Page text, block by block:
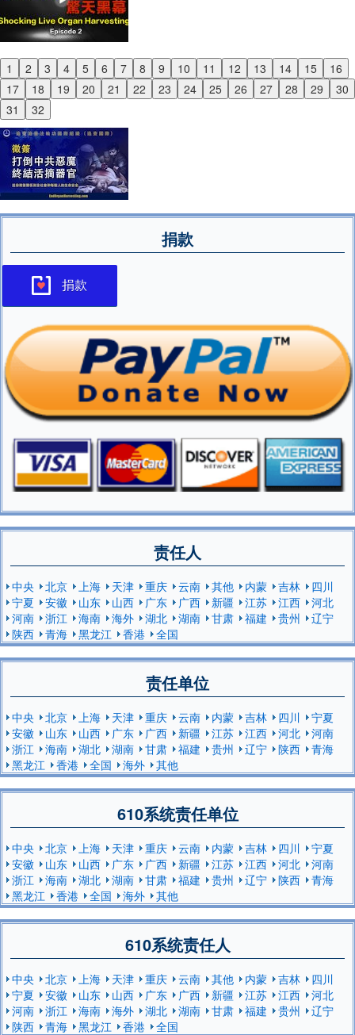
1 2 3 4 5 6 7 8 9 10 11 12 13 14 15
16
17
18 19 20 21 22 23 24 25 26 27 28 29
30
31
32
Previous
Next
捐款
捐款
责任人
中央 北京 上海 天津 重庆 云南 其他 内蒙 吉林
四川
宁夏
安徽 山东 山西 广东 广西 新疆 江苏 江西
河北
河南
浙江 海南 海外 湖北 湖南 甘肃 福建 贵州
辽宁
陕西
青海 黑龙江 香港 全国
责任单位
中央 北京 上海 天津 重庆 云南 内蒙 吉林 四川
宁夏
安徽
山东 山西 广东 广西 新疆 江苏 江西 河北
河南
浙江
海南 湖北 湖南 甘肃 福建 贵州 辽宁 陕西
青海
黑龙江
香港 全国 海外 其他
610系统责任单位
中央 北京 上海 天津 重庆 云南 内蒙 吉林 四川
宁夏
安徽
山东 山西 广东 广西 新疆 江苏 江西 河北
河南
浙江
海南 湖北 湖南 甘肃 福建 贵州 辽宁 陕西
青海
黑龙江
香港 全国 海外 其他
610系统责任人
中央 北京 上海 天津 重庆 云南 其他 内蒙 吉林
四川
宁夏
安徽 山东 山西 广东 广西 新疆 江苏 江西
河北
河南
浙江 海南 海外 湖北 湖南 甘肃 福建 贵州
辽宁
陕西
青海 黑龙江 香港 全国